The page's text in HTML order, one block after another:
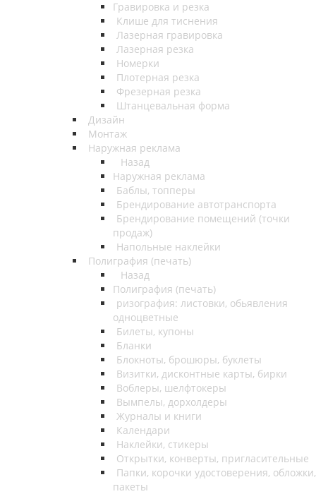
Гравировка и резка
Клише для тиснения
Лазерная гравировка
Лазерная резка
Номерки
Плотерная резка
Фрезерная резка
Штанцевальная форма
Дизайн
Монтаж
Наружная реклама
Назад
Наружная реклама
Баблы, топперы
Брендирование автотранспорта
Брендирование помещений (точки
продаж)
Напольные наклейки
Полиграфия (печать)
Назад
Полиграфия (печать)
ризография: листовки, обьявления
одноцветные
Билеты, купоны
Бланки
Блокноты, брошюры, буклеты
Визитки, дисконтные карты, бирки
Воблеры, шелфтокеры
Вымпелы, дорхолдеры
Журналы и книги
Календари
Наклейки, стикеры
Открытки, конверты, пригласительные
Папки, корочки удостоверения, обложки,
пакеты